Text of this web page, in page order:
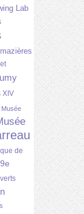
Lab
XIV
Musée
de